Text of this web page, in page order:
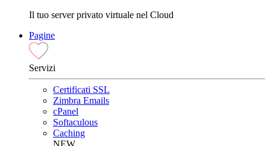
Il tuo server privato virtuale nel Cloud
Pagine
Servizi
Certificati SSL
Zimbra Emails
cPanel
Softaculous
Caching
NEW